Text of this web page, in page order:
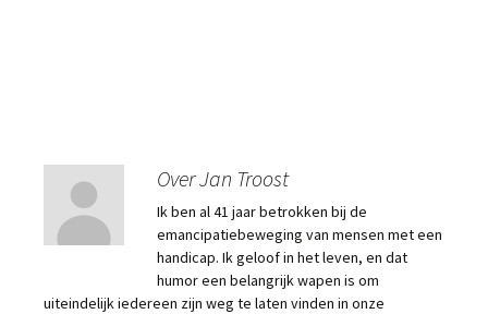
Over Jan Troost
Ik ben al 41 jaar betrokken bij de
emancipatiebeweging van mensen met een
handicap. Ik geloof in het leven, en dat
humor een belangrijk wapen is om
uiteindelijk iedereen zijn weg te laten vinden in onze